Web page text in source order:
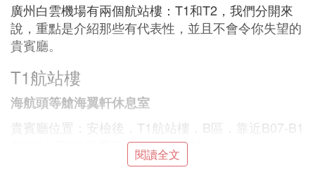
廣州白雲機場有兩個航站樓：T1和T2，我們分開來
說，重點是介紹那些有代表性，並且不會令你失望的
貴賓廳。
T1航站樓
海航頭等艙海翼軒休息室
貴賓廳位置：安檢後，T1航站樓，B區，靠近B07-B1
0/B214-B223登機口(過安檢後右轉)
使用時間：機場服務時間是：06:00-21:00
閱讀全文